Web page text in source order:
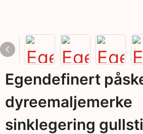
Egendefinert
dyreemaljemerke
sinklegering